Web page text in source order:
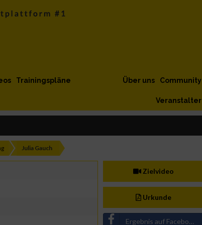
Trainingspläne Community
Über uns
Veranstalter
Julia Gauch
Zielvideo
Urkunde
Ergebnis auf Facebook teilen